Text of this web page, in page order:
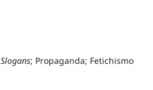
Slogans; Propaganda; Fetichismo